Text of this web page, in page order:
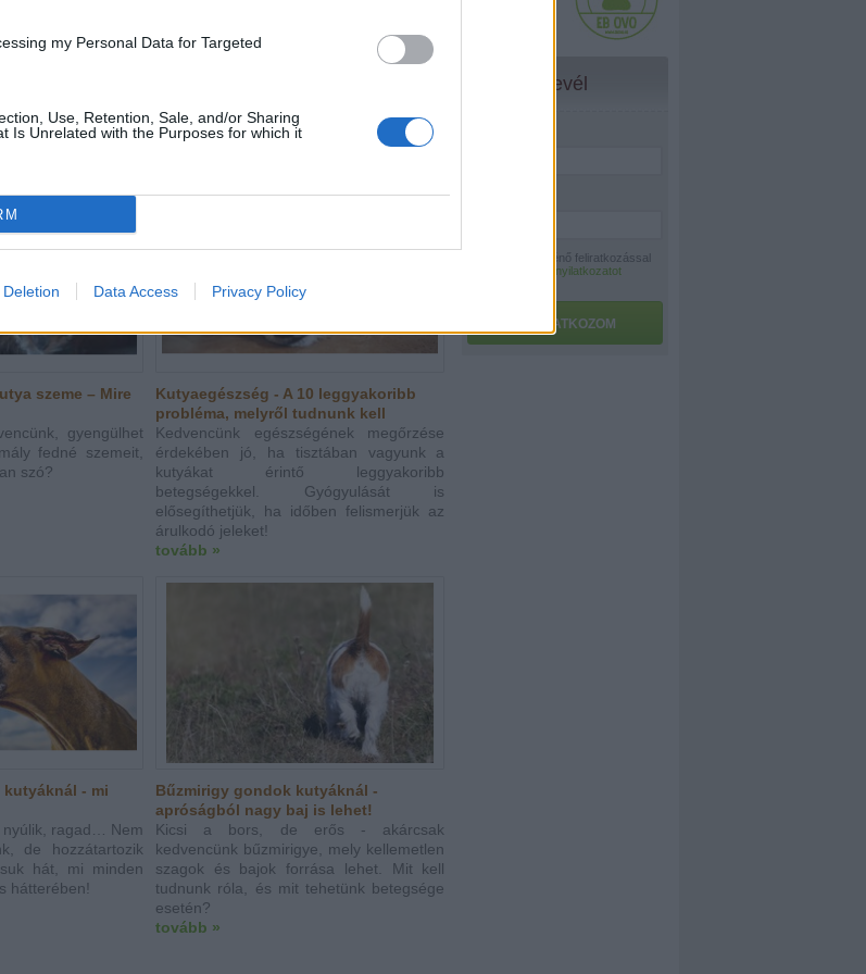
my Personal Data for Targeted
Use, Retention, Sale, and/or Sharing
Is Unrelated with the Purposes for which it
Deletion Data Access Privacy Policy
nyuszi-fészek... A Húsvét színes ünnepe
nem csak a gyerkőcök számára tartogat
kedvenceink biztonságára is a
készülődés...
szeme – Mire
gyengülhet
fedné szemeit,
szó?
Kutyaegészség - A 10 leggyakoribb
probléma, melyről tudnunk kell
Kedvencünk egészségének megőrzése
érdekében jó, ha tisztában vagyunk a
kutyákat érintő leggyakoribb
betegségekkel. Gyógyulását is
elősegíthetjük, ha időben felismerjük az
árulkodó jeleket!
tovább »
- mi
nyúlik, ragad… Nem
de hozzátartozik
hát, mi minden
hátterében!
Bűzmirigy gondok kutyáknál -
apróságból nagy baj is lehet!
Kicsi a bors, de erős - akárcsak
kedvencünk bűzmirigye, mely kellemetlen
szagok és bajok forrása lehet. Mit kell
tudnunk róla, és mit tehetünk betegsége
esetén?
tovább »
Hírlevél
A hírlevélre történő feliratkozással
adatvédelmi nyilatkozatot
FELIRATKOZOM